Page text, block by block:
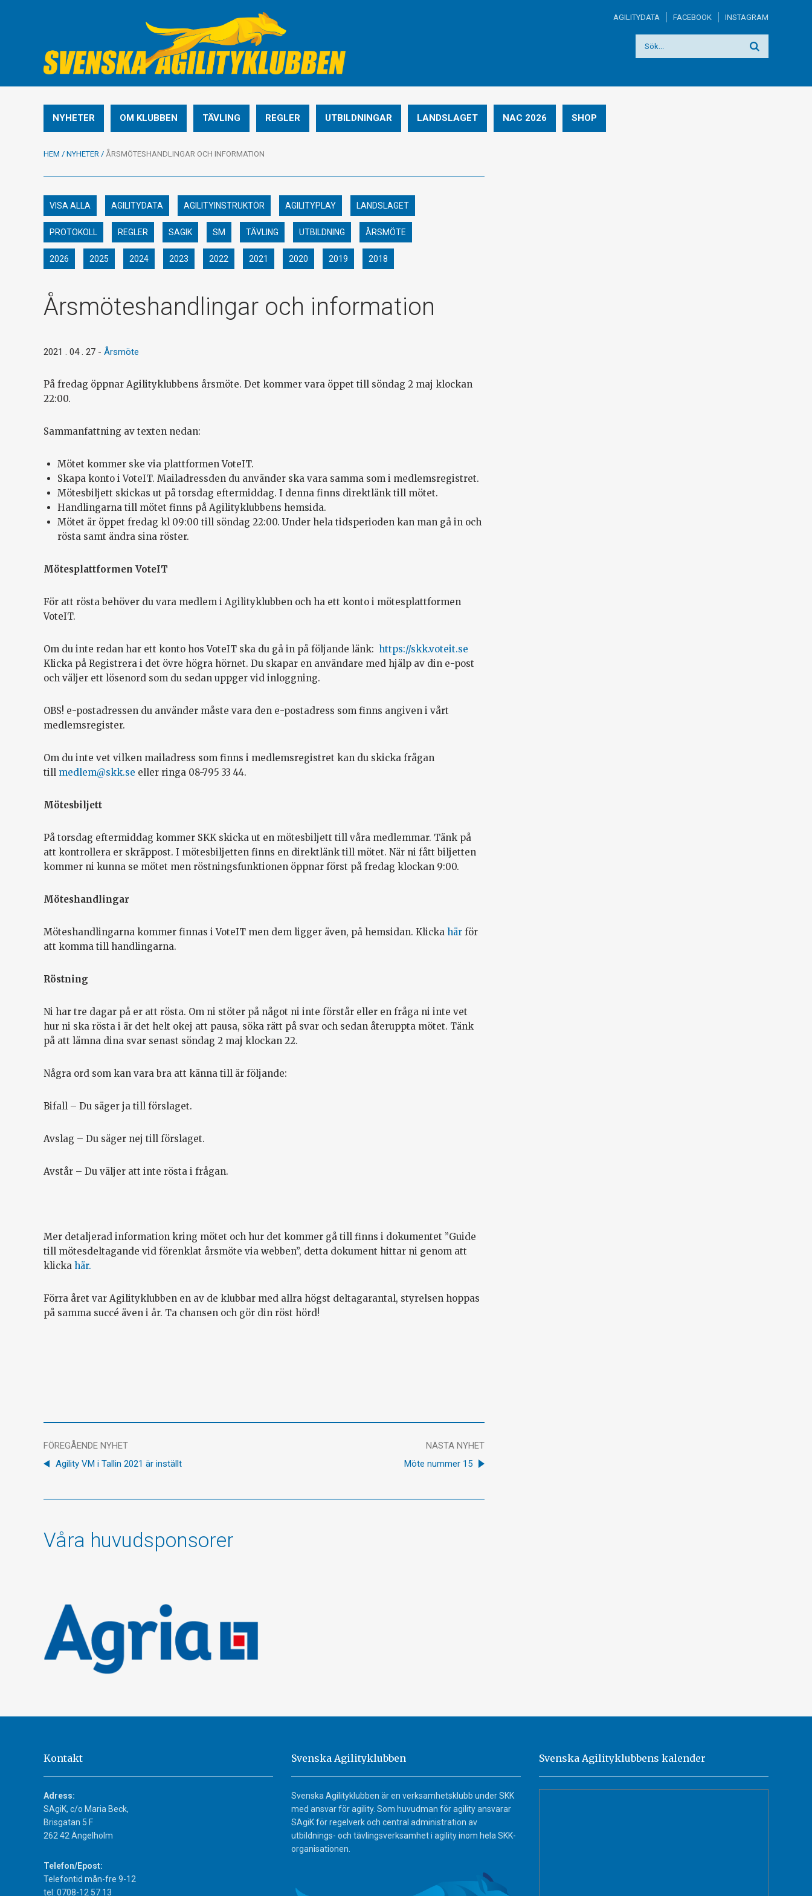
AGILITYDATA FACEBOOK INSTAGRAM
NYHETER OM KLUBBEN TÄVLING REGLER UTBILDNINGAR LANDSLAGET NAC 2026 SHOP
HEM / NYHETER / ÅRSMÖTESHANDLINGAR OCH INFORMATION
VISA ALLA AGILITYDATA AGILITYINSTRUKTÖR AGILITYPLAY LANDSLAGET
PROTOKOLL REGLER SAGIK SM TÄVLING UTBILDNING ÅRSMÖTE
2026 2025 2024 2023 2022 2021 2020 2019 2018
Årsmöteshandlingar och information
2021 . 04 . 27 - Årsmöte
På fredag öppnar Agilityklubbens årsmöte. Det kommer vara öppet till söndag 2 maj klockan
22:00.
Sammanfattning av texten nedan:
Mötet kommer ske via plattformen VoteIT.
Skapa konto i VoteIT. Mailadressden du använder ska vara samma som i medlemsregistret.
Mötesbiljett skickas ut på torsdag eftermiddag. I denna finns direktlänk till mötet.
Handlingarna till mötet finns på Agilityklubbens hemsida.
Mötet är öppet fredag kl 09:00 till söndag 22:00. Under hela tidsperioden kan man gå in och
rösta samt ändra sina röster.
Mötesplattformen VoteIT
För att rösta behöver du vara medlem i Agilityklubben och ha ett konto i mötesplattformen
VoteIT.
Om du inte redan har ett konto hos VoteIT ska du gå in på följande länk: https://skk.voteit.se
Klicka på Registrera i det övre högra hörnet. Du skapar en användare med hjälp av din e-post
och väljer ett lösenord som du sedan uppger vid inloggning.
OBS! e-postadressen du använder måste vara den e-postadress som finns angiven i vårt
medlemsregister.
Om du inte vet vilken mailadress som finns i medlemsregistret kan du skicka frågan
till medlem@skk.se eller ringa 08-795 33 44.
Mötesbiljett
På torsdag eftermiddag kommer SKK skicka ut en mötesbiljett till våra medlemmar. Tänk på
att kontrollera er skräppost. I mötesbiljetten finns en direktlänk till mötet. När ni fått biljetten
kommer ni kunna se mötet men röstningsfunktionen öppnar först på fredag klockan 9:00.
Möteshandlingar
Möteshandlingarna kommer finnas i VoteIT men dem ligger även, på hemsidan. Klicka här för
att komma till handlingarna.
Röstning
Ni har tre dagar på er att rösta. Om ni stöter på något ni inte förstår eller en fråga ni inte vet
hur ni ska rösta i är det helt okej att pausa, söka rätt på svar och sedan återuppta mötet. Tänk
på att lämna dina svar senast söndag 2 maj klockan 22.
Några ord som kan vara bra att känna till är följande:
Bifall – Du säger ja till förslaget.
Avslag – Du säger nej till förslaget.
Avstår – Du väljer att inte rösta i frågan.
Mer detaljerad information kring mötet och hur det kommer gå till finns i dokumentet ”Guide
till mötesdeltagande vid förenklat årsmöte via webben”, detta dokument hittar ni genom att
klicka här.
Förra året var Agilityklubben en av de klubbar med allra högst deltagarantal, styrelsen hoppas
på samma succé även i år. Ta chansen och gör din röst hörd!
FÖREGÅENDE NYHET
Agility VM i Tallin 2021 är inställt
NÄSTA NYHET
Möte nummer 15
Våra huvudsponsorer
Kontakt
Adress:
SAgiK, c/o Maria Beck,
Brisgatan 5 F
262 42 Ängelholm
Telefon/Epost:
Telefontid mån-fre 9-12
tel: 0708-12 57 13
Svenska Agilityklubben
Svenska Agilityklubben är en verksamhetsklubb under SKK
med ansvar för agility. Som huvudman för agility ansvarar
SAgiK för regelverk och central administration av
utbildnings- och tävlingsverksamhet i agility inom hela SKK-
organisationen.
Svenska Agilityklubbens kalender